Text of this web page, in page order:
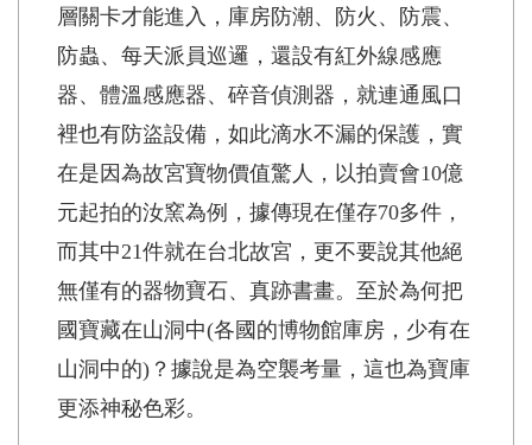
層關卡才能進入，庫房防潮、防火、防震、
防蟲、每天派員巡邏，還設有紅外線感應
器、體溫感應器、碎音偵測器，就連通風口
裡也有防盜設備，如此滴水不漏的保護，實
在是因為故宮寶物價值驚人，以拍賣會10億
元起拍的汝窯為例，據傳現在僅存70多件，
而其中21件就在台北故宮，更不要說其他絕
無僅有的器物寶石、真跡書畫。至於為何把
國寶藏在山洞中(各國的博物館庫房，少有在
山洞中的)？據說是為空襲考量，這也為寶庫
更添神秘色彩。